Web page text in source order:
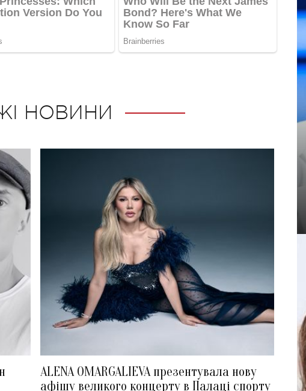
НОВИНИ
ALENA OMARGALIEVA презентувала нову
афішу великого концерту в Палаці спорту